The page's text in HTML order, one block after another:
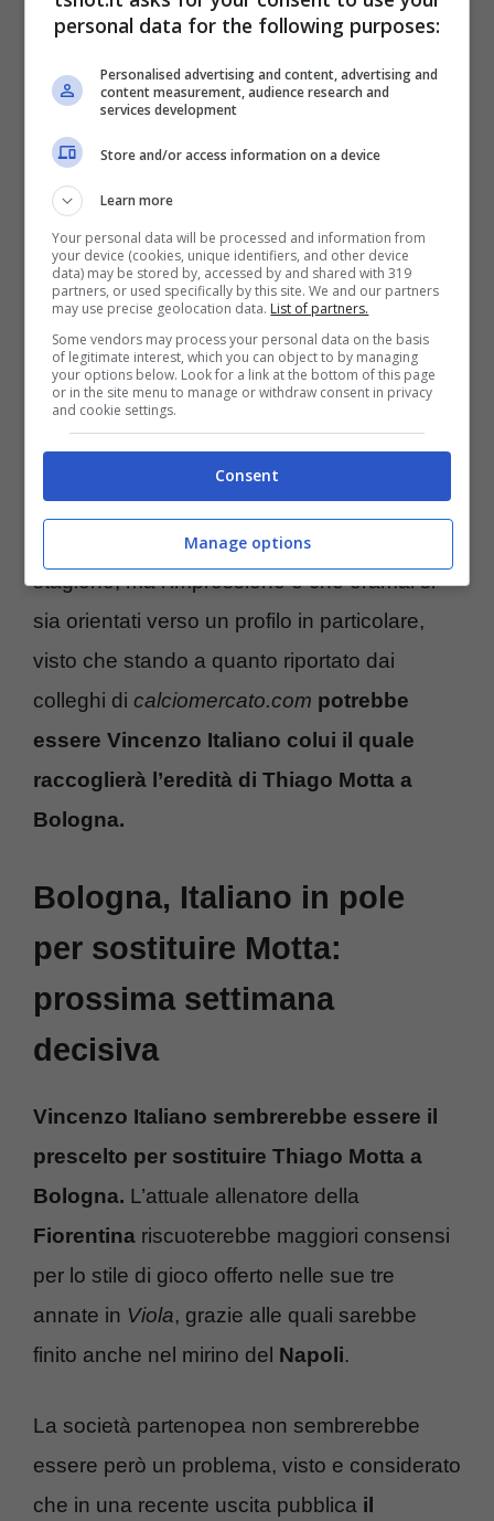
possano fare al caso della formazione
emiliana, che come detto non ha alcuna
intenzione di fermarsi a questa stagione,
anzi, vuole andare migliorando per affermarsi
come una delle migliori realtà italiane
seguendo il modello Atalanta. Per questo
motivola scelta dell’allenatore è cruciale,
ed il Bologna non ha alcuna intenzione di
sbagliarla.
Consapevoli di ciò,
Sartori
presto si incontreranno per prendere
una decisione definitiva così da poter iniziare
anche a programmare anche la prossima
stagione, ma l’impressione è che oramai si
sia orientati verso un profilo in particolare,
visto che stando a quanto riportato dai
colleghi di calciomercato.com potrebbe
essere Vincenzo Italiano colui il quale
raccoglierà l’eredità di Thiago Motta a
Bologna.
Bologna, Italiano in pole
per sostituire Motta:
prossima settimana
decisiva
Vincenzo Italiano sembrerebbe essere il
prescelto per sostituire Thiago Motta a
Bologna. L’attuale allenatore della
Fiorentina riscuoterebbe maggiori consensi
per lo stile di gioco offerto nelle sue tre
annate in Viola, grazie alle quali sarebbe
finito anche nel mirino del Napoli.
La società partenopea non sembrerebbe
essere però un problema, visto e considerato
che in una recente uscita pubblica il
personal data for the following purposes:
Personalised advertising and content, advertising and
content measurement, audience research and
services development
Store and/or access information on a device
Learn more
Your personal data will be processed and information from
your device (cookies, unique identifiers, and other device
data) may be stored by, accessed by and shared with 319
partners, or used specifically by this site. We and our partners
may use precise geolocation data. List of partners.
Some vendors may process your personal data on the basis
of legitimate interest, which you can object to by managing
your options below. Look for a link at the bottom of this page
or in the site menu to manage or withdraw consent in privacy
and cookie settings.
Consent
Manage options